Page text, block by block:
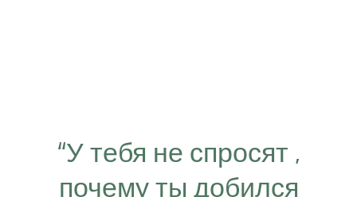
“У тебя не спросят ,
почему ты добился